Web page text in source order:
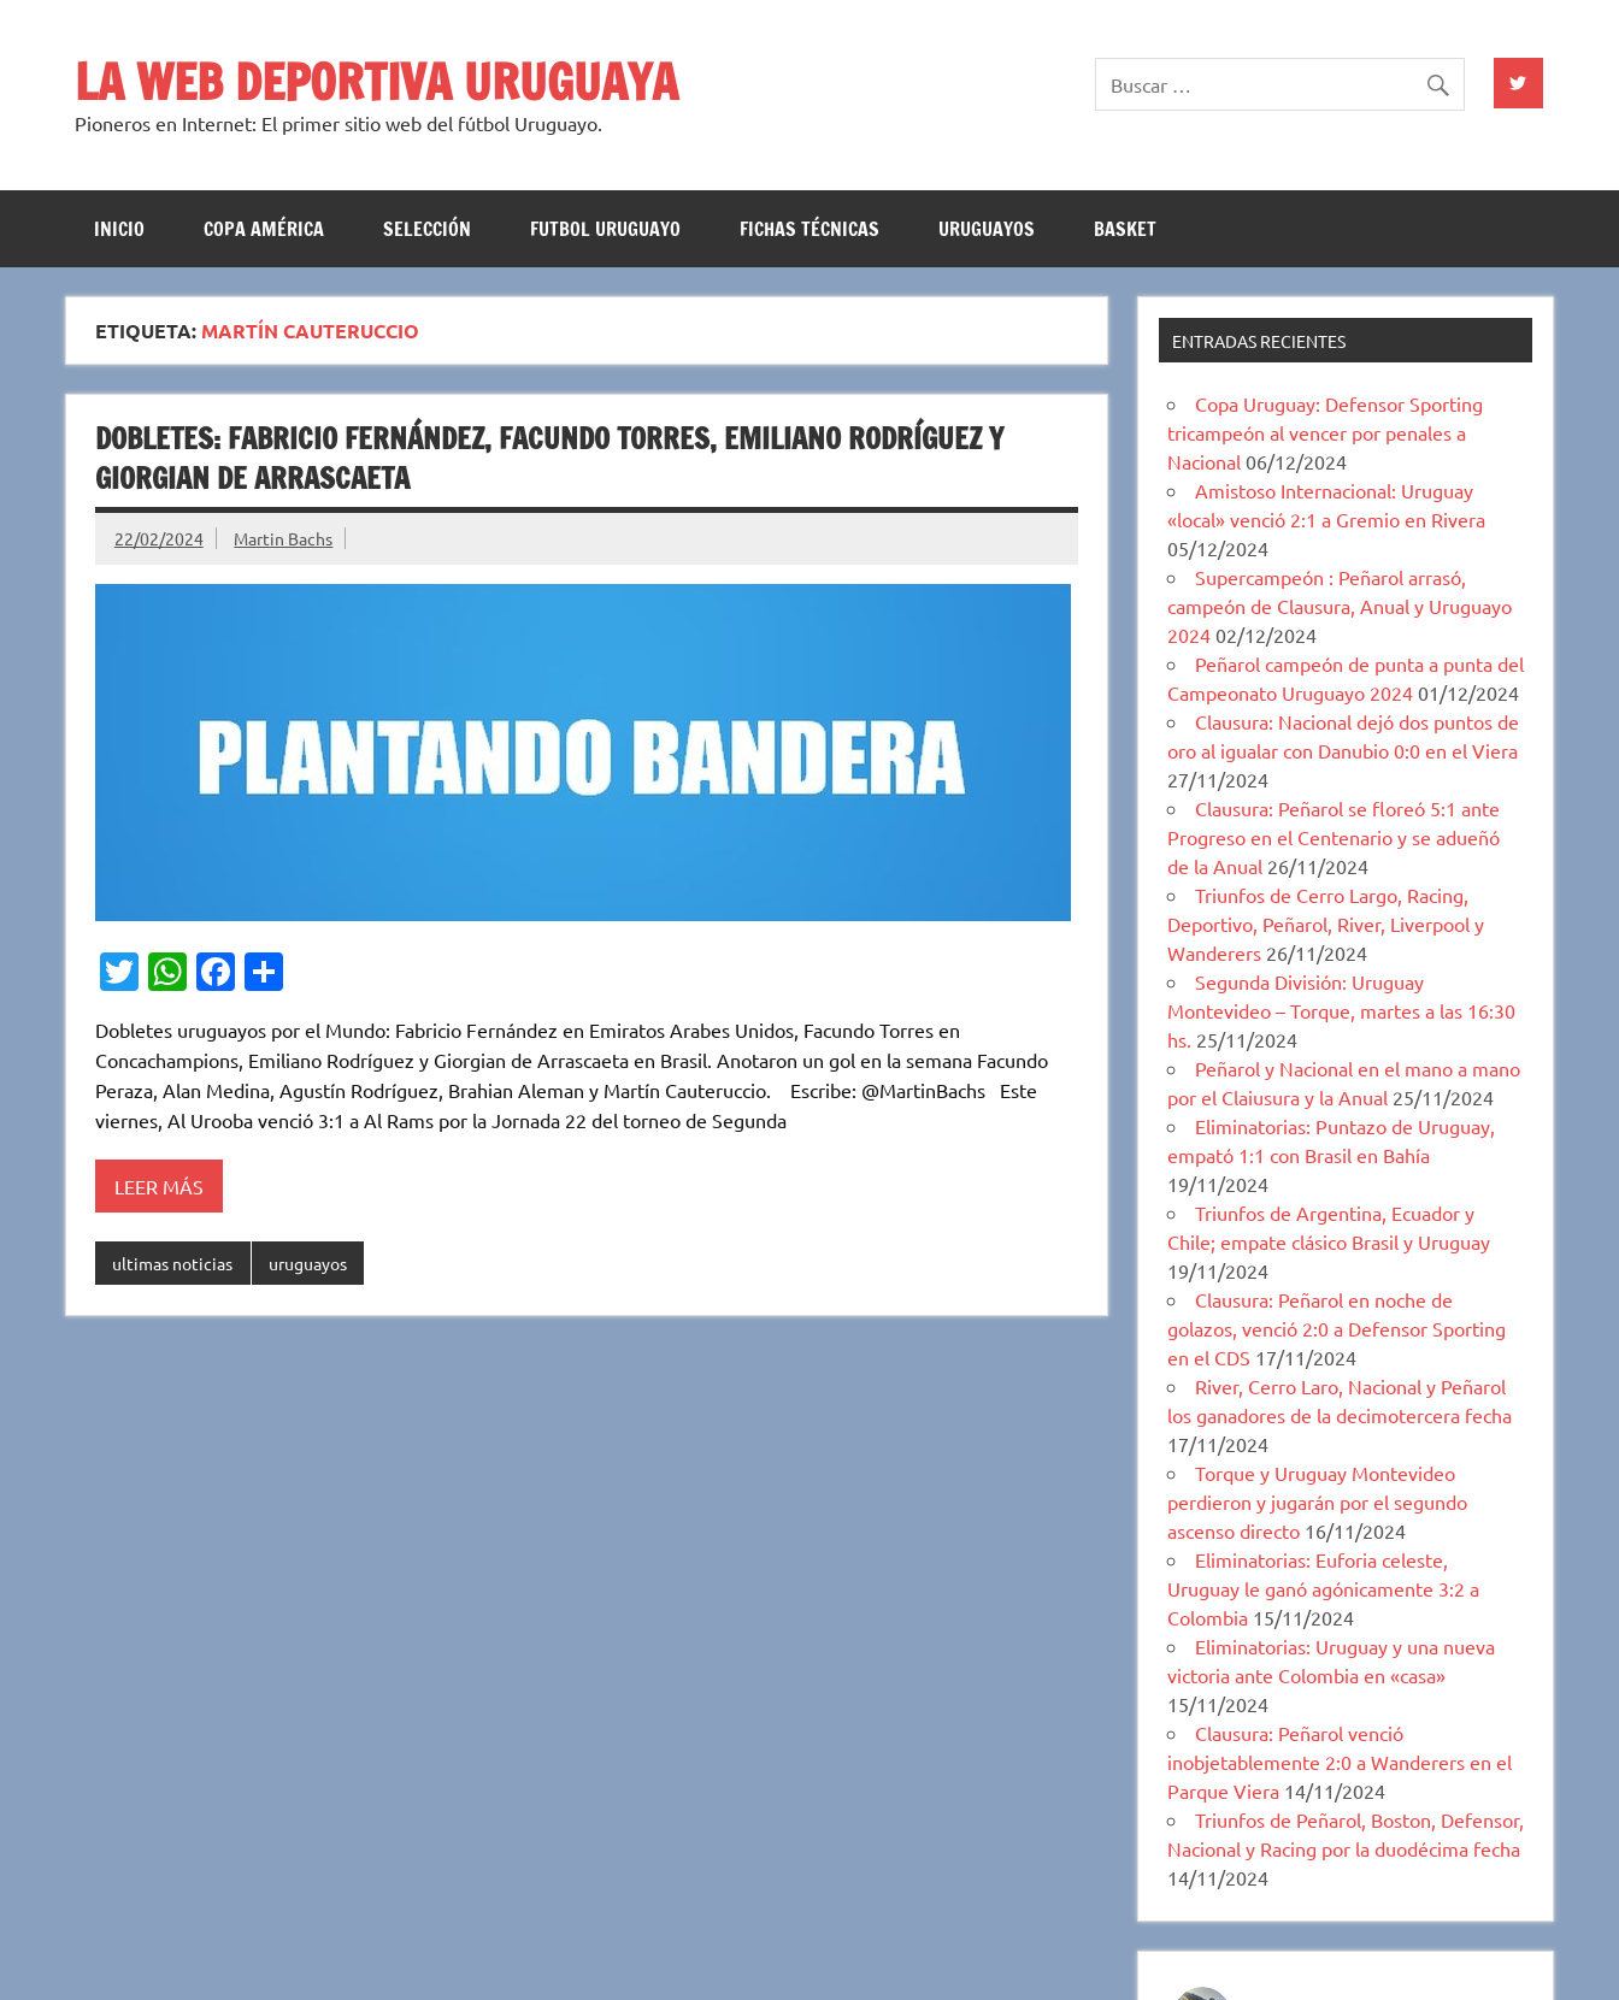
LA WEB DEPORTIVA URUGUAYA
Pioneros en Internet: El primer sitio web del fútbol Uruguayo.
INICIO COPA AMÉRICA SELECCIÓN FUTBOL URUGUAYO FICHAS TÉCNICAS URUGUAYOS BASKET
ETIQUETA: MARTÍN CAUTERUCCIO
DOBLETES: FABRICIO FERNÁNDEZ, FACUNDO TORRES, EMILIANO RODRÍGUEZ Y
GIORGIAN DE ARRASCAETA
22/02/2024 Martin Bachs
T
it
te
r
W
at
s
A
p
p
Fa
e
b
o
C
m
p
ar
Dobletes uruguayos por el Mundo: Fabricio Fernández en Emiratos Arabes Unidos, Facundo Torres en
Concachampions, Emiliano Rodríguez y Giorgian de Arrascaeta en Brasil. Anotaron un gol en la semana Facundo
Peraza, Alan Medina, Agustín Rodríguez, Brahian Aleman y Martín Cauteruccio. Escribe: @MartinBachs Este
viernes, Al Urooba venció 3:1 a Al Rams por la Jornada 22 del torneo de Segunda
LEER MÁS
ultimas noticias uruguayos
ENTRADAS RECIENTES
Copa Uruguay: Defensor Sporting
tricampeón al vencer por penales a
Nacional 06/12/2024
Amistoso Internacional: Uruguay
«local» venció 2:1 a Gremio en Rivera
05/12/2024
Supercampeón : Peñarol arrasó,
campeón de Clausura, Anual y Uruguayo
2024 02/12/2024
Peñarol campeón de punta a punta del
Campeonato Uruguayo 2024 01/12/2024
Clausura: Nacional dejó dos puntos de
oro al igualar con Danubio 0:0 en el Viera
27/11/2024
Clausura: Peñarol se floreó 5:1 ante
Progreso en el Centenario y se adueñó
de la Anual 26/11/2024
Triunfos de Cerro Largo, Racing,
Deportivo, Peñarol, River, Liverpool y
Wanderers 26/11/2024
Segunda División: Uruguay
Montevideo – Torque, martes a las 16:30
hs. 25/11/2024
Peñarol y Nacional en el mano a mano
por el Claiusura y la Anual 25/11/2024
Eliminatorias: Puntazo de Uruguay,
empató 1:1 con Brasil en Bahía
19/11/2024
Triunfos de Argentina, Ecuador y
Chile; empate clásico Brasil y Uruguay
19/11/2024
Clausura: Peñarol en noche de
golazos, venció 2:0 a Defensor Sporting
en el CDS 17/11/2024
River, Cerro Laro, Nacional y Peñarol
los ganadores de la decimotercera fecha
17/11/2024
Torque y Uruguay Montevideo
perdieron y jugarán por el segundo
ascenso directo 16/11/2024
Eliminatorias: Euforia celeste,
Uruguay le ganó agónicamente 3:2 a
Colombia 15/11/2024
Eliminatorias: Uruguay y una nueva
victoria ante Colombia en «casa»
15/11/2024
Clausura: Peñarol venció
inobjetablemente 2:0 a Wanderers en el
Parque Viera 14/11/2024
Triunfos de Peñarol, Boston, Defensor,
Nacional y Racing por la duodécima fecha
14/11/2024